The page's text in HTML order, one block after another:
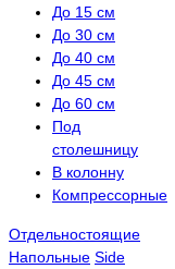
До 15 см
До 30 см
До 40 см
До 45 см
До 60 см
Под
столешницу
В колонну
Компрессорные
Отдельностоящие
Напольные Side